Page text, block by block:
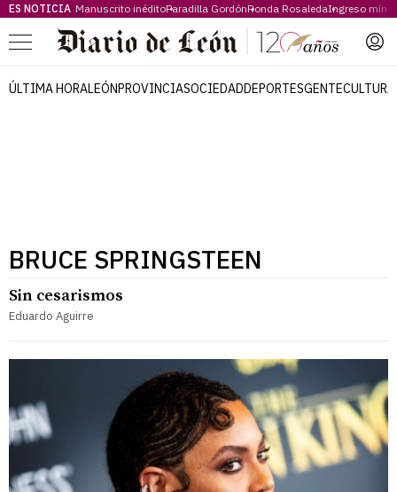
ES NOTICIA Manuscrito inéditoParadilla GordónRonda RosaledaIngreso
Menú
ÚLTIMA HORALEÓNPROVINCIASOCIEDADDEPORTESGENTECULTURA
BRUCE SPRINGSTEEN
Sin cesarismos
Eduardo Aguirre